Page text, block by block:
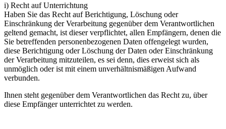
i) Recht auf Unterrichtung
Haben Sie das Recht auf Berichtigung, Löschung oder
Einschränkung der Verarbeitung gegenüber dem Verantwortlichen
geltend gemacht, ist dieser verpflichtet, allen Empfängern, denen die
Sie betreffenden personenbezogenen Daten offengelegt wurden,
diese Berichtigung oder Löschung der Daten oder Einschränkung
der Verarbeitung mitzuteilen, es sei denn, dies erweist sich als
unmöglich oder ist mit einem unverhältnismäßigen Aufwand
verbunden.
Ihnen steht gegenüber dem Verantwortlichen das Recht zu, über
diese Empfänger unterrichtet zu werden.